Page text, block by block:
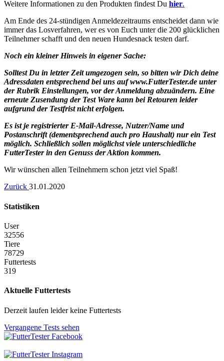
Weitere Informationen zu den Produkten findest Du hier.
Am Ende des 24-stündigen Anmeldezeitraums entscheidet dann wie
immer das Losverfahren, wer es von Euch unter die 200 glücklichen
Teilnehmer schafft und den neuen Hundesnack testen darf.
Noch ein kleiner Hinweis in eigener Sache:
Solltest Du in letzter Zeit umgezogen sein, so bitten wir Dich deine
Adressdaten entsprechend bei uns auf www.FutterTester.de unter
der Rubrik Einstellungen, vor der Anmeldung abzuändern. Eine
erneute Zusendung der Test Ware kann bei Retouren leider
aufgrund der Testfrist nicht erfolgen.
Es ist je registrierter E-Mail-Adresse, Nutzer/Name und
Postanschrift (dementsprechend auch pro Haushalt) nur ein Test
möglich. Schließlich sollen möglichst viele unterschiedliche
FutterTester in den Genuss der Aktion kommen.
Wir wünschen allen Teilnehmern schon jetzt viel Spaß!
Zurück 31.01.2020
Statistiken
User
32556
Tiere
78729
Futtertests
319
Aktuelle Futtertests
Derzeit laufen leider keine Futtertests
Vergangene Tests sehen